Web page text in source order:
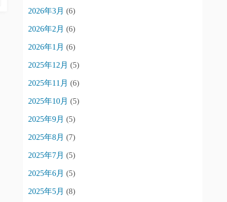
2026年3月 (6)
2026年2月 (6)
2026年1月 (6)
2025年12月 (5)
2025年11月 (6)
2025年10月 (5)
2025年9月 (5)
2025年8月 (7)
2025年7月 (5)
2025年6月 (5)
2025年5月 (8)